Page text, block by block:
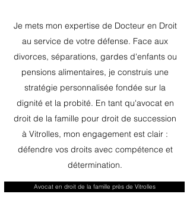
Je mets mon expertise de Docteur en Droit
au service de votre défense. Face aux
divorces, séparations, gardes d'enfants ou
pensions alimentaires, je construis une
stratégie personnalisée fondée sur la
dignité et la probité. En tant qu'avocat en
droit de la famille pour droit de succession
à Vitrolles, mon engagement est clair :
défendre vos droits avec compétence et
détermination.
Avocat en droit de la famille près de Vitrolles